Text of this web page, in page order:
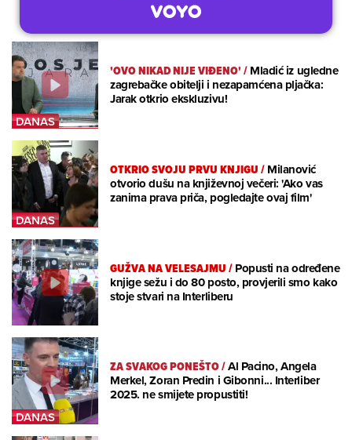
'OVO NIKAD NIJE VIĐENO'/Mladić iz ugledne
zagrebačke obitelji i nezapamćena pljačka:
Jarak otkrio ekskluzivu!
OTKRIO SVOJU PRVU KNJIGU/Milanović
otvorio dušu na književnoj večeri: 'Ako vas
zanima prava priča, pogledajte ovaj film'
GUŽVA NA VELESAJMU/Popusti na određene
knjige sežu i do 80 posto, provjerili smo kako
stoje stvari na Interliberu
ZA SVAKOG PONEŠTO/Al Pacino, Angela
Merkel, Zoran Predin i Gibonni... Interliber
2025. ne smijete propustiti!